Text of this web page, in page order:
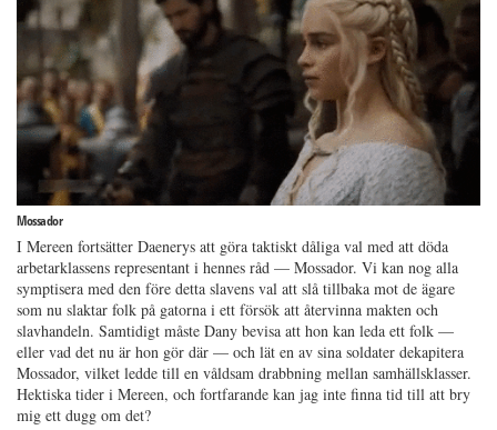
Mossador
I Mereen fortsätter Daenerys att göra taktiskt dåliga val med att döda
arbetarklassens representant i hennes råd — Mossador. Vi kan nog alla
symptisera med den före detta slavens val att slå tillbaka mot de ägare
som nu slaktar folk på gatorna i ett försök att återvinna makten och
slavhandeln. Samtidigt måste Dany bevisa att hon kan leda ett folk —
eller vad det nu är hon gör där — och lät en av sina soldater dekapitera
Mossador, vilket ledde till en våldsam drabbning mellan samhällsklasser.
Hektiska tider i Mereen, och fortfarande kan jag inte finna tid till att bry
mig ett dugg om det?